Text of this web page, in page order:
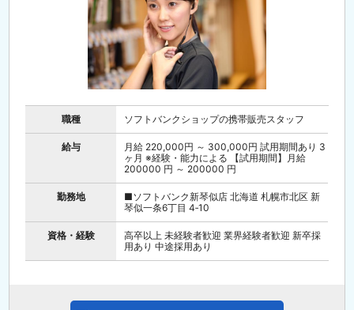
職種 ソフトバンクショップの携帯販売スタッフ
給与
月給 220,000円 ～ 300,000円 試用期間あり 3
ヶ月 ※経験・能力による 【試用期間】月給
200000 円 ～ 200000 円
勤務地
■ソフトバンク新琴似店 北海道 札幌市北区 新
琴似一条6丁目 4‐10
資格・経験
高卒以上 未経験者歓迎 業界経験者歓迎 新卒採
用あり 中途採用あり